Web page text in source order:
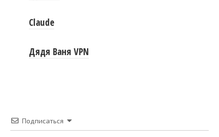
Claude
Дядя Ваня VPN
Подписаться